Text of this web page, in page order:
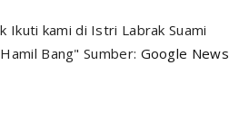
Ikuti kami di Istri Labrak Suami
Bang" Sumber: Google News